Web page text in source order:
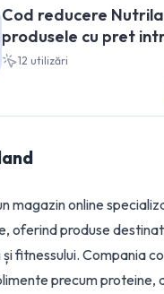
Cod reducere
produsele cu pret
12 utilizări
magazin online
oferind produse
fitnessului. Compania
precum proteine,